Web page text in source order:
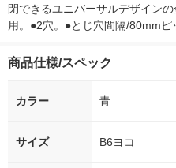
閉できるユニバーサルデザイン
用。●2穴。●とじ穴間隔/80mm
商品仕様/スペック
カラー 青
サイズ B6ヨコ